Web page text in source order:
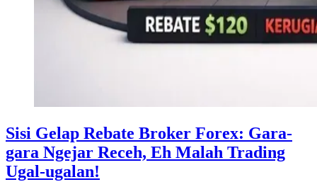
Sisi Gelap Rebate Broker Forex: Gara-
gara Ngejar Receh, Eh Malah Trading
Ugal-ugalan!